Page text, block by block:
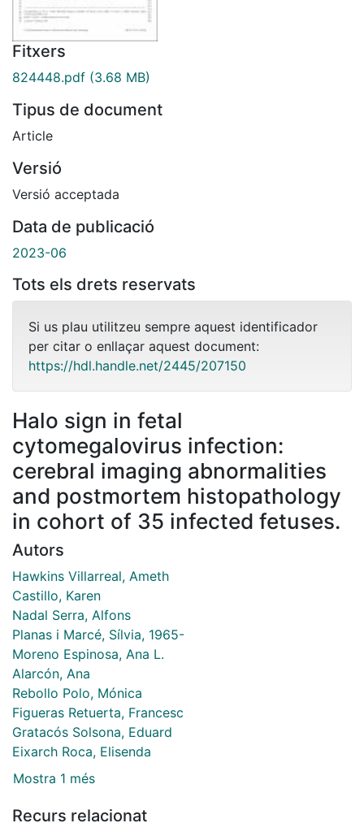
Fitxers
824448.pdf (3.68 MB)
Tipus de document
Article
Versió
Versió acceptada
Data de publicació
2023-06
Tots els drets reservats
Si us plau utilitzeu sempre aquest identificador
per citar o enllaçar aquest document:
https://hdl.handle.net/2445/207150
Halo sign in fetal
cytomegalovirus infection:
cerebral imaging abnormalities
and postmortem histopathology
in cohort of 35 infected fetuses.
Autors
Hawkins Villarreal, Ameth
Castillo, Karen
Nadal Serra, Alfons
Planas i Marcé, Sílvia, 1965-
Moreno Espinosa, Ana L.
Alarcón, Ana
Rebollo Polo, Mónica
Figueras Retuerta, Francesc
Gratacós Solsona, Eduard
Eixarch Roca, Elisenda
Mostra 1 més
Recurs relacionat